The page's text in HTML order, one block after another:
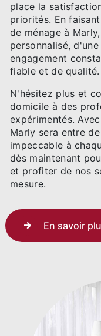
place la
priorités. En
de ménage à
personnalisé,
engagement
fiable et de qualité.
N'hésitez plus et
domicile à des
expérimentés.
Marly sera entre
impeccable à
dès maintenant
et profiter de nos
mesure.
En savoir